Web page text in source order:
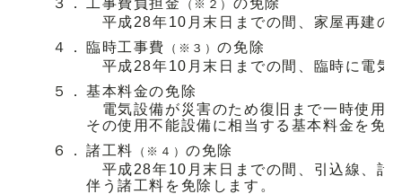
（※２）
平成28年10月末日までの間、家屋再建の
４．
臨時工事費 （※３）の免除
平成28年10月末日までの間、臨時に電気
５．
基本料金の免除
電気設備が災害のため復旧まで一時使用
その使用不能設備に相当する基本料金を免
６．
諸工料 （※４）の免除
平成28年10月末日までの間、引込線、計
伴う諸工料を免除します。